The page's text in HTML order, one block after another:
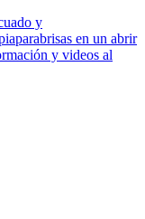
y
en un abrir
y videos al